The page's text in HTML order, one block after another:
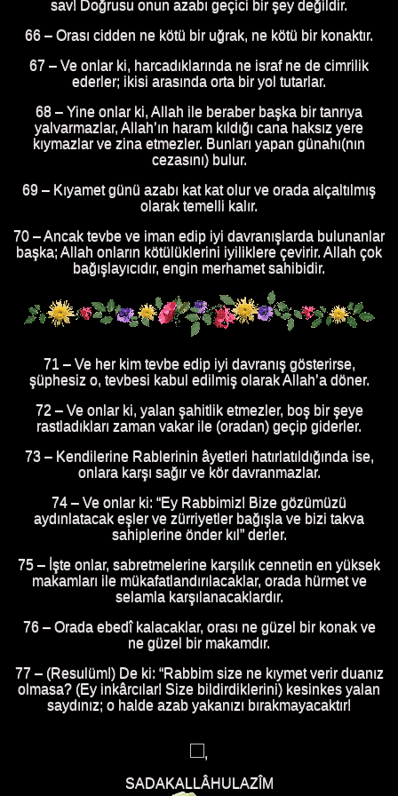
sav! Doğrusu onun azabı geçici bir şey değildir.
66 – Orası cidden ne kötü bir uğrak, ne kötü bir konaktır.
67 – Ve onlar ki, harcadıklarında ne israf ne de cimrilik
ederler; ikisi arasında orta bir yol tutarlar.
68 – Yine onlar ki, Allah ile beraber başka bir tanrıya
yalvarmazlar, Allah’ın haram kıldığı cana haksız yere
kıymazlar ve zina etmezler. Bunları yapan günahı(nın
cezasını) bulur.
69 – Kıyamet günü azabı kat kat olur ve orada alçaltılmış
olarak temelli kalır.
70 – Ancak tevbe ve iman edip iyi davranışlarda bulunanlar
başka; Allah onların kötülüklerini iyiliklere çevirir. Allah çok
bağışlayıcıdır, engin merhamet sahibidir.
71 – Ve her kim tevbe edip iyi davranış gösterirse,
şüphesiz o, tevbesi kabul edilmiş olarak Allah’a döner.
72 – Ve onlar ki, yalan şahitlik etmezler, boş bir şeye
rastladıkları zaman vakar ile (oradan) geçip giderler.
73 – Kendilerine Rablerinin âyetleri hatırlatıldığında ise,
onlara karşı sağır ve kör davranmazlar.
74 – Ve onlar ki: “Ey Rabbimiz! Bize gözümüzü
aydınlatacak eşler ve zürriyetler bağışla ve bizi takva
sahiplerine önder kıl” derler.
75 – İşte onlar, sabretmelerine karşılık cennetin en yüksek
makamları ile mükafatlandırılacaklar, orada hürmet ve
selamla karşılanacaklardır.
76 – Orada ebedî kalacaklar, orası ne güzel bir konak ve
ne güzel bir makamdır.
77 – (Resulüm!) De ki: “Rabbim size ne kıymet verir duanız
olmasa? (Ey inkârcılar! Size bildirdiklerini) kesinkes yalan
saydınız; o halde azab yakanızı bırakmayacaktır!
,
SADAKALLÂHULAZÎM